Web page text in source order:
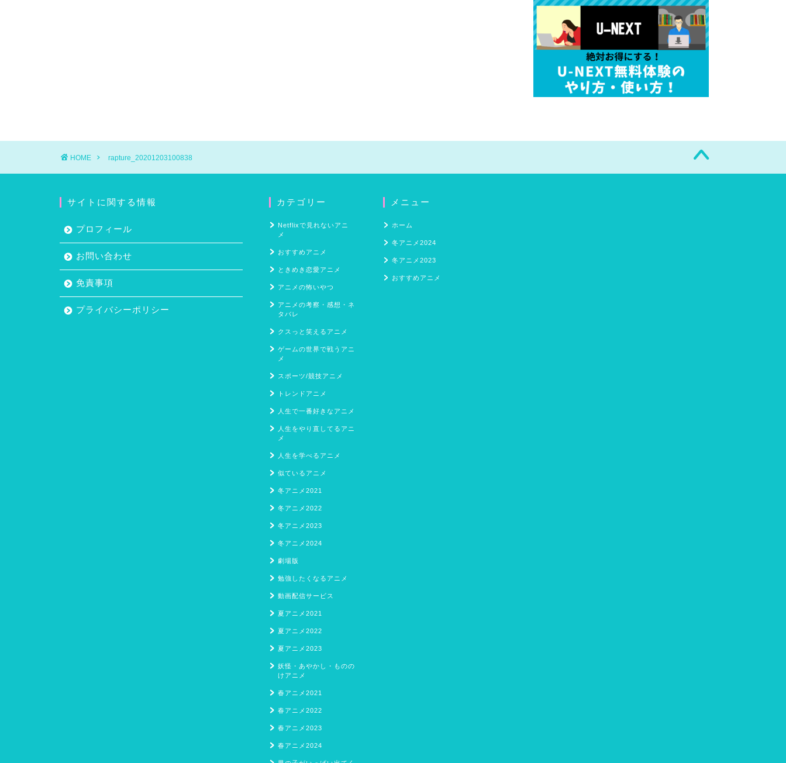
HOME rapture_20201203100838
サイトに関する情報
プロフィール
お問い合わせ
免責事項
プライバシーポリシー
カテゴリー
Netflixで見れないアニ
メ
おすすめアニメ
ときめき恋愛アニメ
アニメの怖いやつ
アニメの考察・感想・ネ
タバレ
クスっと笑えるアニメ
ゲームの世界で戦うアニ
メ
スポーツ/競技アニメ
トレンドアニメ
人生で一番好きなアニメ
人生をやり直してるアニ
メ
人生を学べるアニメ
似ているアニメ
冬アニメ2021
冬アニメ2022
冬アニメ2023
冬アニメ2024
劇場版
勉強したくなるアニメ
動画配信サービス
夏アニメ2021
夏アニメ2022
夏アニメ2023
妖怪・あやかし・ものの
けアニメ
春アニメ2021
春アニメ2022
春アニメ2023
春アニメ2024
メニュー
ホーム
冬アニメ2024
冬アニメ2023
おすすめアニメ